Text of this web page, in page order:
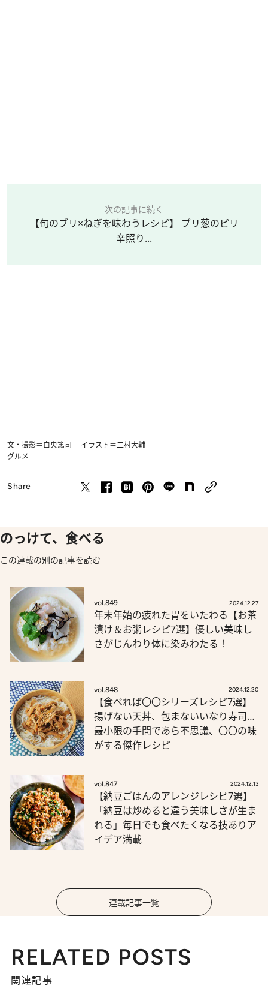
次の記事に続く
【旬のブリ×ねぎを味わうレシピ】 ブリ葱のピリ
辛照り...
文・撮影＝白央篤司 イラスト＝二村大輔
グルメ
Share
のっけて、食べる
この連載の別の記事を読む
vol.849 2024.12.27
年末年始の疲れた胃をいたわる【お茶
漬け＆お粥レシピ7選】優しい美味し
さがじんわり体に染みわたる！
vol.848 2024.12.20
【食べれば〇〇シリーズレシピ7選】
揚げない天丼、包まないいなり寿司…
最小限の手間であら不思議、〇〇の味
がする傑作レシピ
vol.847 2024.12.13
【納豆ごはんのアレンジレシピ7選】
「納豆は炒めると違う美味しさが生ま
れる」毎日でも食べたくなる技ありア
イデア満載
連載記事一覧
RELATED POSTS
関連記事